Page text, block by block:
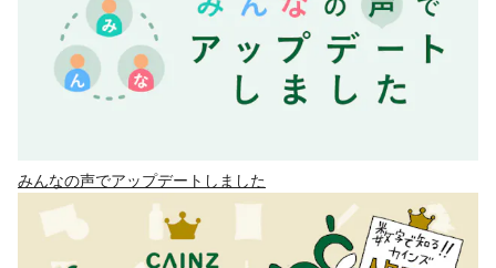
みんなの声でアップデートしました